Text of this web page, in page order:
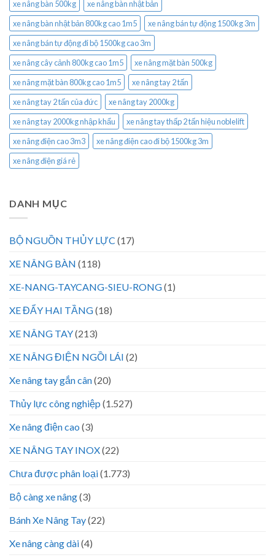
xe nâng bàn 500kg
xe nâng bàn nhật bản
xe nâng bàn nhật bản 800kg cao 1m5
xe nâng bán tự động 1500kg 3m
xe nâng bán tự động đi bộ 1500kg cao 3m
xe nâng cây cảnh 800kg cao 1m5
xe nâng mặt bàn 500kg
xe nâng mặt bàn 800kg cao 1m5
xe nâng tay 2 tấn
xe nâng tay 2 tấn của đức
xe nâng tay 2000kg
xe nâng tay 2000kg nhập khẩu
xe nâng tay thấp 2 tấn hiệu noblelift
xe nâng điện cao 3m3
xe nâng điện cao đi bộ 1500kg 3m
xe nâng điện giá rẻ
DANH MỤC
BỘ NGUỒN THỦY LỰC (17)
XE NÂNG BÀN (118)
XE-NANG-TAYCANG-SIEU-RONG(1)
XE ĐẨY HAI TẦNG(18)
XE NÂNG TAY(213)
XE NÂNG ĐIỆN NGỒI LÁI (2)
Xe nâng tay gắn cân(20)
Thủy lực công nghiệp (1.527)
Xe nâng điện cao (3)
XE NÂNG TAY INOX(22)
Chưa được phân loại(1.773)
Bộ càng xe nâng(3)
Bánh Xe Nâng Tay(22)
Xe nâng càng dài(4)